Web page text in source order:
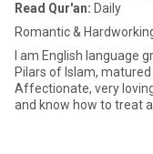
Read Qur'an: Daily
Romantic &
I am English language
Pilars of Islam,
Affectionate, very loving, caring , family oriented , respect woman
and know how to treat